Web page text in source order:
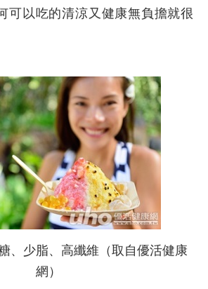
可以吃的清涼又健康無負擔就很
少脂、高纖維（取自優活健康
網）